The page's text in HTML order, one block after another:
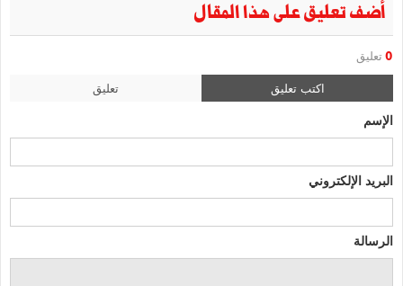
أضف تعليق على هذا المقال
0 تعليق
اكتب تعليق تعليق
الإسم
البريد الإلكتروني
الرسالة